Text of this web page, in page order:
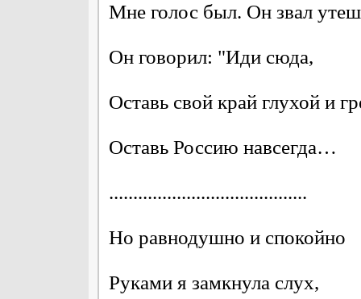
Мне голос был. Он звал
Он говорил: "Иди сюда,
Оставь свой край глухой и
Оставь Россию навсегда…
.........................................
Но равнодушно и спокойно
Руками я замкнула слух,